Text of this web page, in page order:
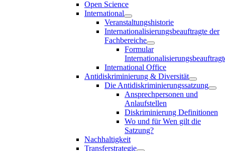
Open Science
International
Veranstaltungshistorie
Internationalisierungsbeauftragte der
Fachbereiche
Formular
International Office
Antidiskriminierung & Diversität
Die Antidiskriminierungssatzung
Ansprechpersonen und
Anlaufstellen
Diskriminierung Definitionen
Wo und für Wen gilt die
Satzung?
Nachhaltigkeit
Transferstrategie